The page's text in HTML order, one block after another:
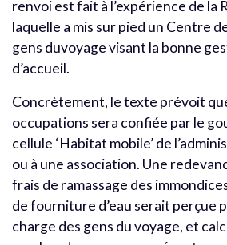
renvoi est fait à l’expérience de la
laquelle a mis sur pied un Centre
gens duvoyage visant la bonne
d’accueil.
Concrètement, le texte prévoit
occupations sera confiée par le
cellule ‘Habitat mobile’ de
ou à une association. Une
frais de ramassage des
de fourniture d’eau serait perçue
charge des gens du voyage, et